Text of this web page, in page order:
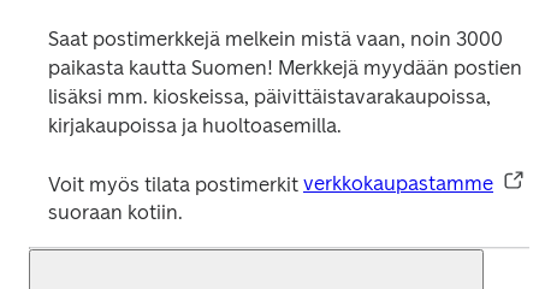
Saat postimerkkejä melkein mistä vaan, noin 3000
paikasta kautta Suomen! Merkkejä myydään postien
lisäksi mm. kioskeissa, päivittäistavarakaupoissa,
kirjakaupoissa ja huoltoasemilla.
Voit myös tilata postimerkit verkkokaupastamme
suoraan kotiin.